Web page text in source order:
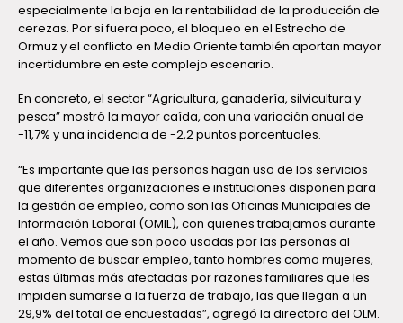
especialmente la baja en la rentabilidad de la producción de
cerezas. Por si fuera poco, el bloqueo en el Estrecho de
Ormuz y el conflicto en Medio Oriente también aportan mayor
incertidumbre en este complejo escenario.
En concreto, el sector “Agricultura, ganadería, silvicultura y
pesca” mostró la mayor caída, con una variación anual de
-11,7% y una incidencia de -2,2 puntos porcentuales.
“Es importante que las personas hagan uso de los servicios
que diferentes organizaciones e instituciones disponen para
la gestión de empleo, como son las Oficinas Municipales de
Información Laboral (OMIL), con quienes trabajamos durante
el año. Vemos que son poco usadas por las personas al
momento de buscar empleo, tanto hombres como mujeres,
estas últimas más afectadas por razones familiares que les
impiden sumarse a la fuerza de trabajo, las que llegan a un
29,9% del total de encuestadas”, agregó la directora del OLM.